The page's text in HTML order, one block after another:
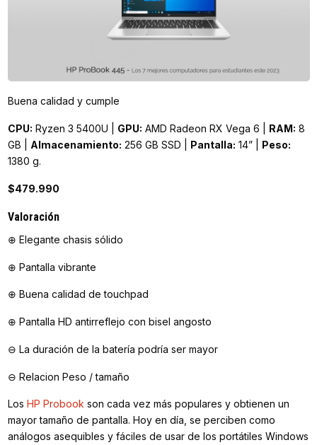
Buena calidad y cumple
CPU: Ryzen 3 5400U | GPU: AMD Radeon RX Vega 6 | RAM: 8
GB | Almacenamiento: 256 GB SSD | Pantalla: 14” | Peso:
1380 g.
$479.990
Valoración
⊕ Elegante chasis sólido
⊕ Pantalla vibrante
⊕ Buena calidad de touchpad
⊕ Pantalla HD antirreflejo con bisel angosto
⊖ La duración de la batería podría ser mayor
⊖ Relacion Peso / tamaño
Los HP Probook son cada vez más populares y obtienen un
mayor tamaño de pantalla. Hoy en día, se perciben como
análogos asequibles y fáciles de usar de los portátiles Windows